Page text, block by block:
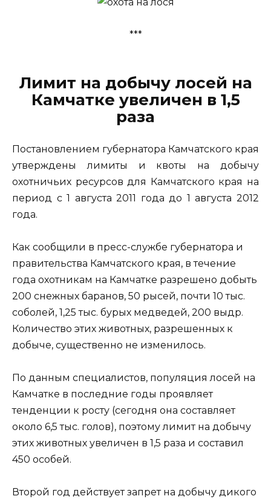
***
Лимит на добычу лосей на
Камчатке увеличен в 1,5
раза
Постановлением губернатора Камчатского края
утверждены лимиты и квоты на добычу
охотничьих ресурсов для Камчатского края на
период с 1 августа 2011 года до 1 августа 2012
года.
Как сообщили в пресс-службе губернатора и
правительства Камчатского края, в течение
года охотникам на Камчатке разрешено добыть
200 снежных баранов, 50 рысей, почти 10 тыс.
соболей, 1,25 тыс. бурых медведей, 200 выдр.
Количество этих животных, разрешенных к
добыче, существенно не изменилось.
По данным специалистов, популяция лосей на
Камчатке в последние годы проявляет
тенденции к росту (сегодня она составляет
около 6,5 тыс. голов), поэтому лимит на добычу
этих животных увеличен в 1,5 раза и составил
450 особей.
Второй год действует запрет на добычу дикого